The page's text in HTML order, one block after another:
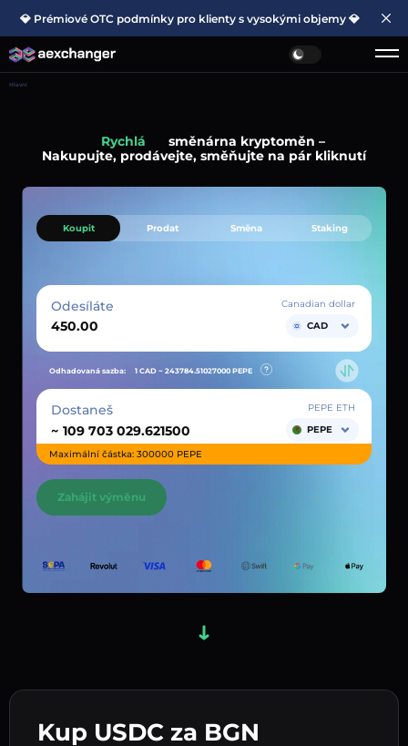
💎 Prémiové OTC podmínky pro klienty s vysokými objemy 💎
Hlavní
Rychlá
směnárna kryptoměn –
Nakupujte, prodávejte, směňujte na pár kliknutí
Kup USDC za BGN
Koupit Prodat Směna Staking
Odesíláte
Canadian dollar
CAD
Odhadovaná sazba: 1 CAD ~ 243784.51027000 PEPE
Dostaneš
~
PEPE ETH
PEPE
Maximální částka: 300000 PEPE
Zahájit výměnu